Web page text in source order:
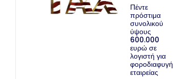
Πέντε
πρόστιμα
συνολικού
ύψους
600.000
ευρώ σε
λογιστή για
φοροδιαφυγή
εταιρείας